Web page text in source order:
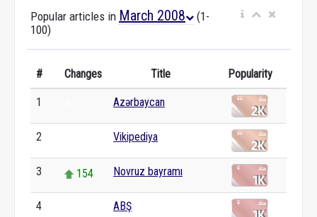
Popular articles in March 2008
(1-
100)
# Changes Title Popularity
1 Azərbaycan
2 Vikipediya
3 154 Novruz bayramı
4 ABŞ